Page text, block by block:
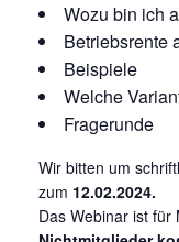
Wozu bin ich
Betriebsrente
Beispiele
Welche
Fragerunde
Wir bitten um
zum 12.02.2024.
Das Webinar ist für